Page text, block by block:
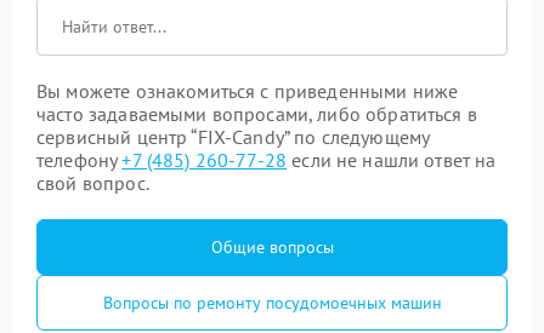
Вы можете ознакомиться с приведенными ниже
часто задаваемыми вопросами, либо обратиться в
сервисный центр “FIX-Candy” по следующему
телефону+7 (485) 260-77-28 если не нашли ответ на
свой вопрос.
Общие вопросы
Вопросы по ремонту посудомоечных машин